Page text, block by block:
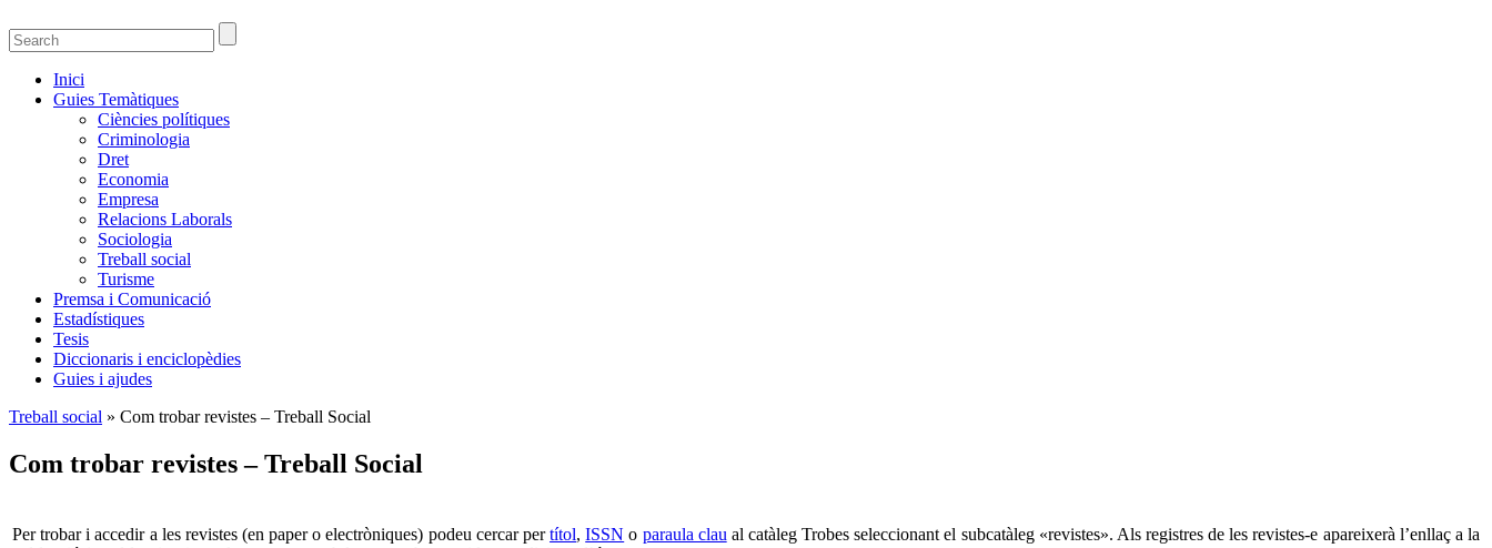
Guies temàtiques de la Biblioteca de Ciències Socials
Guies temàtiques de Ciencies Socials, Jurídiques i econòmiques
Inici
Guies Temàtiques
Ciències polítiques
Criminologia
Dret
Economia
Empresa
Relacions Laborals
Sociologia
Treball social
Turisme
Premsa i Comunicació
Estadístiques
Tesis
Diccionaris i enciclopèdies
Guies i ajudes
Treball social » Com trobar revistes – Treball Social
Com trobar revistes – Treball Social
Per trobar i accedir a les revistes (en paper o electròniques) podeu cercar pertítol,ISSN o paraula clau al catàleg Trobes seleccionant el subcatàleg «revistes». Als registres de les revistes-e apareixerà l’enllaç a la